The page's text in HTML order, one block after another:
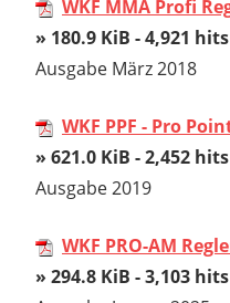
WKF MMA Profi
» 180.9 KiB - 4,921
Ausgabe März 2018
WKF PPF - Pro
» 621.0 KiB - 2,452
Ausgabe 2019
WKF PRO-AM
» 294.8 KiB - 3,103